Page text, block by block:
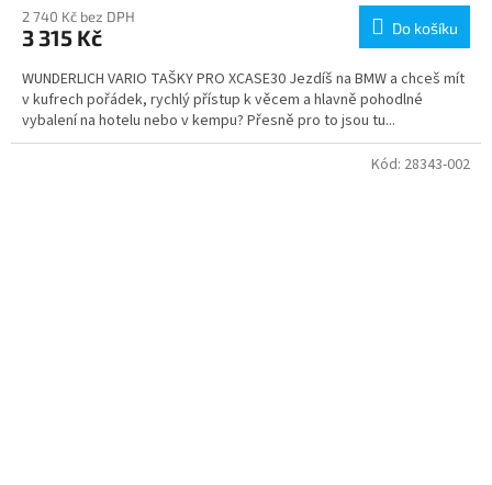
2 740 Kč bez DPH
3 315 Kč Do košíku
WUNDERLICH VARIO TAŠKY PRO XCASE30 Jezdíš na BMW a chceš mít
v kufrech pořádek, rychlý přístup k věcem a hlavně pohodlné
vybalení na hotelu nebo v kempu? Přesně pro to jsou tu...
Kód: 28343-002